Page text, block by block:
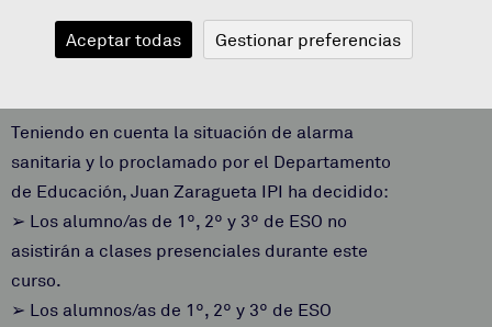
VUELTA A LAS
AULAS?
Teniendo en cuenta la situación de alarma
sanitaria y lo proclamado por el Departamento
de Educación, Juan Zaragueta IPI ha decidido:
➢ Los alumno/as de 1º, 2º y 3º de ESO no
asistirán a clases presenciales durante este
curso.
➢ Los alumnos/as de 1º, 2º y 3º de ESO
Aceptar todas Gestionar preferencias